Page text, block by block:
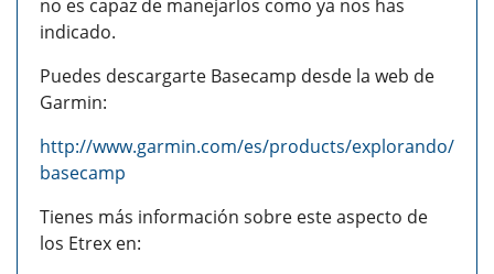
no es capaz de manejarlos como ya nos has
indicado.
Puedes descargarte Basecamp desde la web de
Garmin:
http://www.garmin.com/es/products/explorando/
basecamp
Tienes más información sobre este aspecto de
los Etrex en: